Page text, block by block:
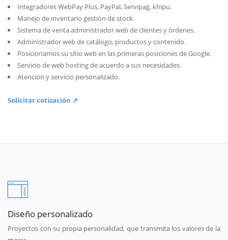
Integradores WebPay Plus, PayPal, Servipag, khipu.
Manejo de inventario gestión de stock.
Sistema de venta administrador web de clientes y órdenes.
Administrador web de catálogo, productos y contenido.
Posicionamos su sitio web en las primeras posiciones de Google.
Servicio de web hosting de acuerdo a sus necesidades.
Atención y servicio personalizado.
Solicitar cotización ↗
Diseño personalizado
Proyectos con su propia personalidad, que transmita los valores de la